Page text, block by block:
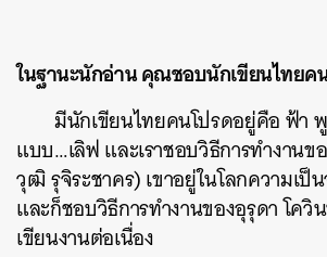
ในฐานะนักอ่าน คุณชอบนักเขียนไทยค
มีนักเขียนไทยคนโปรดอยู่คือ ฟ้า
แบบ…เลิฟ และเราชอบวิธีการทำงาน
วุฒิ รุจิระชาคร) เขาอยู่ในโลกความเ
และก็ชอบวิธีการทำงานของอุรุดา โควิ
เขียนงานต่อเนื่อง